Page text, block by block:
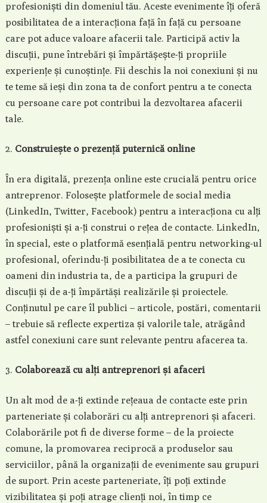
profesioniști din domeniul tău. Aceste evenimente îți oferă
posibilitatea de a interacționa față în față cu persoane
care pot aduce valoare afacerii tale. Participă activ la
discuții, pune întrebări și împărtășește-ți propriile
experiențe și cunoștințe. Fii deschis la noi conexiuni și nu
te teme să ieși din zona ta de confort pentru a te conecta
cu persoane care pot contribui la dezvoltarea afacerii
tale.
Construiește o prezență puternică online
În era digitală, prezența online este crucială pentru orice
antreprenor. Folosește platformele de social media
(LinkedIn, Twitter, Facebook) pentru a interacționa cu alți
profesioniști și a-ți construi o rețea de contacte. LinkedIn,
în special, este o platformă esențială pentru networking-ul
profesional, oferindu-ți posibilitatea de a te conecta cu
oameni din industria ta, de a participa la grupuri de
discuții și de a-ți împărtăși realizările și proiectele.
Conținutul pe care îl publici – articole, postări, comentarii
– trebuie să reflecte expertiza și valorile tale, atrăgând
astfel conexiuni care sunt relevante pentru afacerea ta.
Colaborează cu alți antreprenori și afaceri
Un alt mod de a-ți extinde rețeaua de contacte este prin
parteneriate și colaborări cu alți antreprenori și afaceri.
Colaborările pot fi de diverse forme – de la proiecte
comune, la promovarea reciprocă a produselor sau
serviciilor, până la organizații de evenimente sau grupuri
de suport. Prin aceste parteneriate, îți poți extinde
vizibilitatea și poți atrage clienți noi, în timp ce